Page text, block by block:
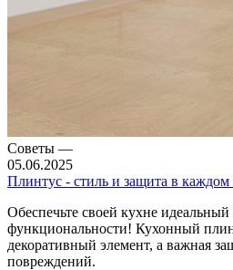
Советы —
05.06.2025
Плинтус - стиль и защита в каждом
Обеспечьте своей кухне
функциональности! Кухонный
декоративный элемент, а важная
повреждений.